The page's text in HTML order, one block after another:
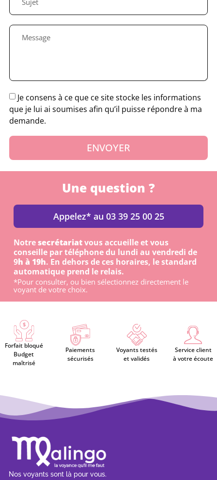
Je consens à ce que ce site stocke les informations
que je lui ai soumises afin qu’il puisse répondre à ma
demande.
ENVOYER
Une question ?
Appelez* au 03 39 25 00 25
Notresecrétariatvous accueille et vous
conseille par téléphone du lundi au vendredi de
9h à 19h. En dehors de ces horaires, le standard
automatique prend le relais.
*Pour consulter, ou bien sélectionnez directement le
voyant de votre choix.
Forfait bloqué
Budget
maîtrisé
Paiements
sécurisés
Voyants testés
et validés
Service client
à votre écoute
Nos voyants sont là pour vous.